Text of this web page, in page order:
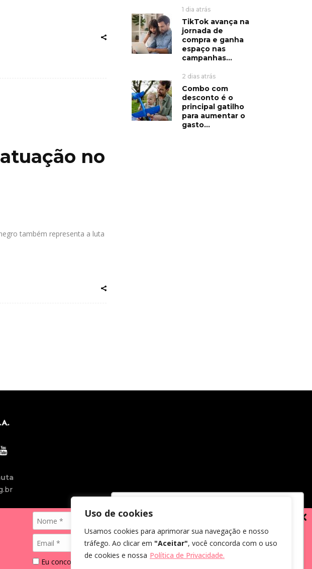
Eu concordo em receber comunicações.
Utilizamos cookies para oferecer melhor
experiência, melhorar o desempenho,
analisar como você interage em nosso
site e personalizar conteúdo.
Uso de cookies
Usamos cookies para aprimorar sua navegação e nosso
tráfego. Ao clicar em "Aceitar", você concorda com o uso
de cookies e nossa Política de Privacidade.
no
também representa a luta
1 dia atrás
TikTok avança na
jornada de
compra e ganha
espaço nas
campanhas...
2 dias atrás
Combo com
desconto é o
principal gatilho
para aumentar o
gasto...